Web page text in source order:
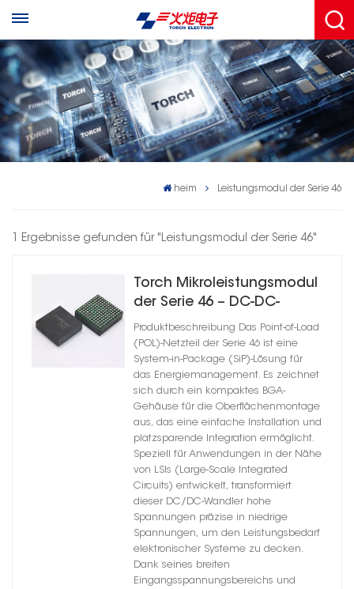
heim Leistungsmodul der Serie 46
1 Ergebnisse gefunden für "Leistungsmodul der Serie 46"
Torch Mikroleistungsmodul
der Serie 46 – DC-DC-
Wandler
Produktbeschreibung Das Point-of-Load
(POL)-Netzteil der Serie 46 ist eine
System-in-Package (SiP)-Lösung für
das Energiemanagement. Es zeichnet
sich durch ein kompaktes BGA-
Gehäuse für die Oberflächenmontage
aus, das eine einfache Installation und
platzsparende Integration ermöglicht.
Speziell für Anwendungen in der Nähe
von LSIs (Large-Scale Integrated
Circuits) entwickelt, transformiert
dieser DC/DC-Wandler hohe
Spannungen präzise in niedrige
Spannungen, um den Leistungsbedarf
elektronischer Systeme zu decken.
Dank seines breiten
Eingangsspannungsbereichs und